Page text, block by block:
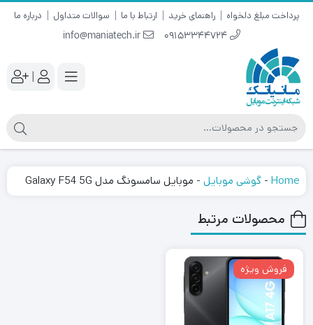
پرداخت مبلغ دلخواه راهنمای خرید ارتباط با ما سوالات متداول درباره ما
09153344724
info@maniatech.ir
|
Home
- گوشی موبایل - موبایل سامسونگ مدل Galaxy F54 5G
محصولات مرتبط
فروش ویژه